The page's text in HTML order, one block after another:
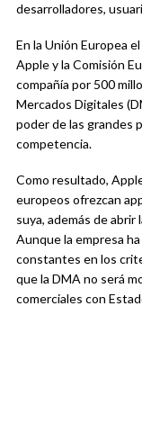
desarrolladores,
En la Unión Europea
Apple y la Comisión
compañía por 500
Mercados Digitales
poder de las grandes
competencia.
Como resultado,
europeos ofrezcan
suya, además de
Aunque la empresa
constantes en los
que la DMA no será
comerciales con